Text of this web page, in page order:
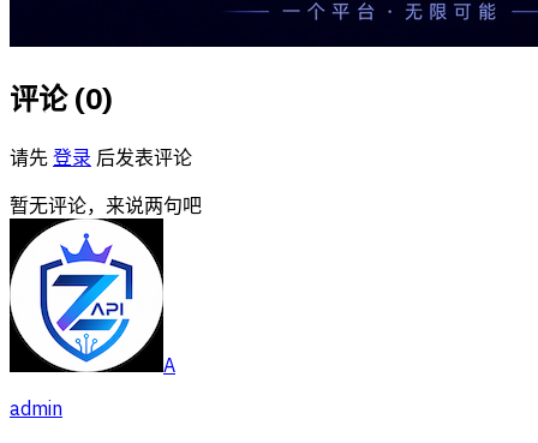
评论 (0)
请先 登录 后发表评论
暂无评论，来说两句吧
A
admin